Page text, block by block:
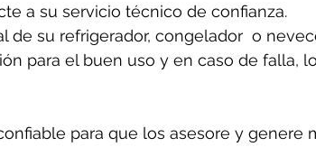
a su servicio técnico de confianza.
de su refrigerador, congelador  o
para el buen uso y en caso de falla,
para que los asesore y genere